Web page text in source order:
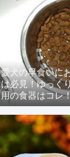
愛犬の早食いに
は必見！ゆっく
用の食器はコレ